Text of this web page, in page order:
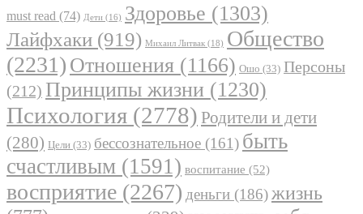
must read (74) Дети (16) Здоровье (1303)
Лайфхаки (919) Михаил Литвак (18) Общество
(2231) Отношения (1166) Ошо (33) Персоны
(212) Принципы жизни (1230)
Психология (2778) Родители и дети
(280) Цели (33) бессознательное (161) быть
счастливым (1591) воспитание (52)
восприятие (2267) деньги (186)жизнь